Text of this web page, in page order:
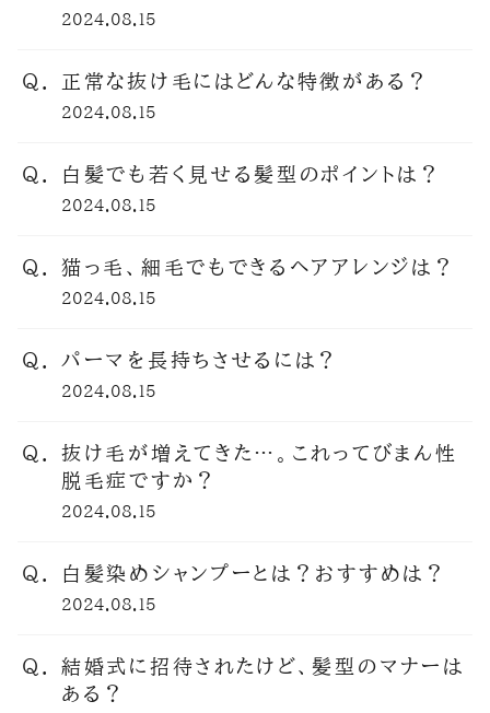
TOP
NEW
ウィッグ
2024.08.15
正常な抜け毛にはどんな特徴がある？
2024.08.15
白髪でも若く見せる髪型のポイントは？
2024.08.15
猫っ毛、細毛でもできるヘアアレンジは？
2024.08.15
パーマを長持ちさせるには？
2024.08.15
抜け毛が増えてきた…。これってびまん性
脱毛症ですか？
2024.08.15
白髪染めシャンプーとは？おすすめは？
2024.08.15
結婚式に招待されたけど、髪型のマナーは
ある？